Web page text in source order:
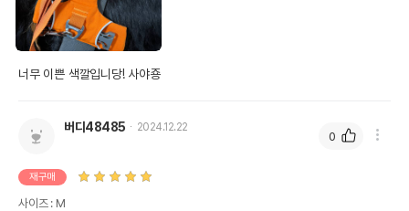
너무 이쁜 색깔입니당! 사야죵
버디48485 2024.12.22
재구매
사이즈 : M
0